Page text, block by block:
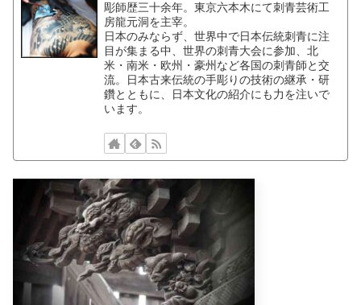
彫師歴三十余年。東京六本木にて刺青芸術工
房龍元洞を主宰。
日本のみならず、世界中で日本伝統刺青に注
目が集まる中、世界の刺青大会に参加、北
米・南米・欧州・豪州など各国の刺青師と交
流。日本古来伝統の手彫りの技術の継承・研
鑽とともに、日本文化の紹介にも力を注いで
います。